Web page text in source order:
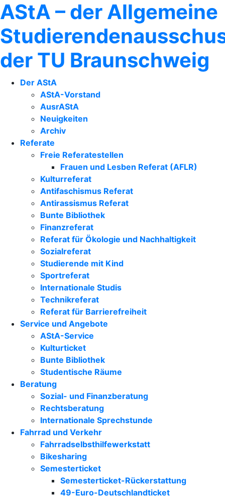
AStA – der Allgemeine
der TU Braunschweig
Der AStA
AStA-Vorstand
AusrAStA
Neuigkeiten
Archiv
Referate
Freie Referatestellen
Frauen und Lesben Referat (AFLR)
Kulturreferat
Antifaschismus Referat
Antirassismus Referat
Bunte Bibliothek
Finanzreferat
Referat für Ökologie und Nachhaltigkeit
Sozialreferat
Studierende mit Kind
Sportreferat
Internationale Studis
Technikreferat
Referat für Barrierefreiheit
Service und Angebote
AStA-Service
Kulturticket
Bunte Bibliothek
Studentische Räume
Beratung
Sozial- und Finanzberatung
Rechtsberatung
Internationale Sprechstunde
Fahrrad und Verkehr
Fahrradselbsthilfewerkstatt
Bikesharing
Semesterticket
Semesterticket-Rückerstattung
49-Euro-Deutschlandticket